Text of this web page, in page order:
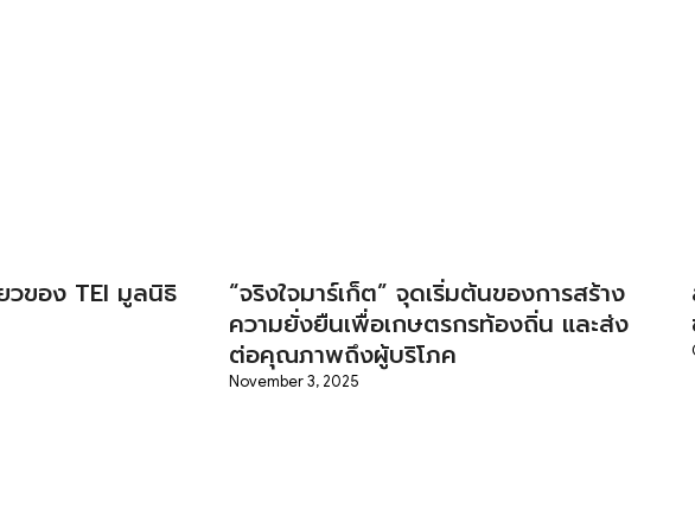
ของ TEI มูลนิธิ
“จริงใจมาร์เก็ต” จุดเริ่มต้นของการสร้าง
ความยั่งยืนเพื่อเกษตรกรท้องถิ่น และส่ง
ต่อคุณภาพถึงผู้บริโภค
November 3, 2025